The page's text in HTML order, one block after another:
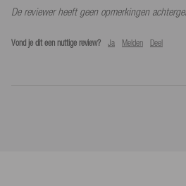
De reviewer heeft geen opmerkingen
Vond je dit een nuttige review? Ja Melden Deel